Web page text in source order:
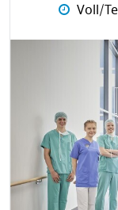
Voll/